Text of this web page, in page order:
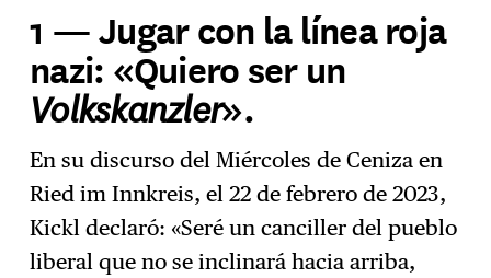
1 — Jugar con la línea roja
nazi: «Quiero ser un
Volkskanzler».
En su discurso del Miércoles de Ceniza en
Ried im Innkreis, el 22 de febrero de 2023,
Kickl declaró: «Seré un canciller del pueblo
liberal que no se inclinará hacia arriba,